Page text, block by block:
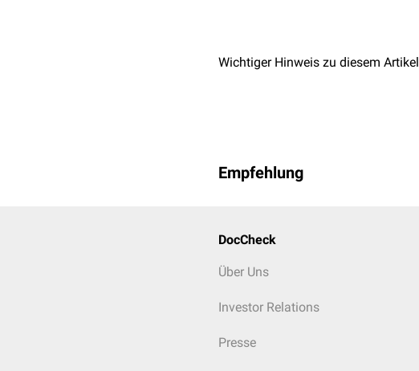
Wichtiger Hinweis zu diesem Artikel
Empfehlung
DocCheck
Über Uns
Investor Relations
Presse